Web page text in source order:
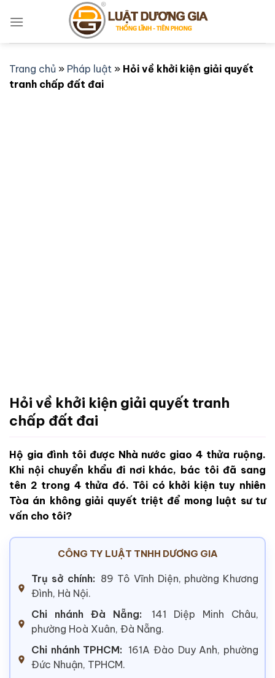
qua
Trang chủ » Pháp luật » Hỏi về khởi kiện giải quyết
tranh chấp đất đai
Hỏi về khởi kiện giải quyết tranh
chấp đất đai
Hộ gia đình tôi được Nhà nước giao 4 thửa ruộng.
Khi nội chuyển khẩu đi nơi khác, bác tôi đã sang
tên 2 trong 4 thửa đó. Tôi có khởi kiện tuy nhiên
Tòa án không giải quyết triệt để mong luật sư tư
vấn cho tôi?
CÔNG TY LUẬT TNHH DƯƠNG GIA
Trụ sở chính: 89 Tô Vĩnh Diện, phường Khương
Đình, Hà Nội.
Chi nhánh Đà Nẵng:
141 Diệp Minh Châu,
phường Hoà Xuân, Đà Nẵng.
Chi nhánh TPHCM: 161A Đào Duy Anh, phường
Đức Nhuận, TPHCM.